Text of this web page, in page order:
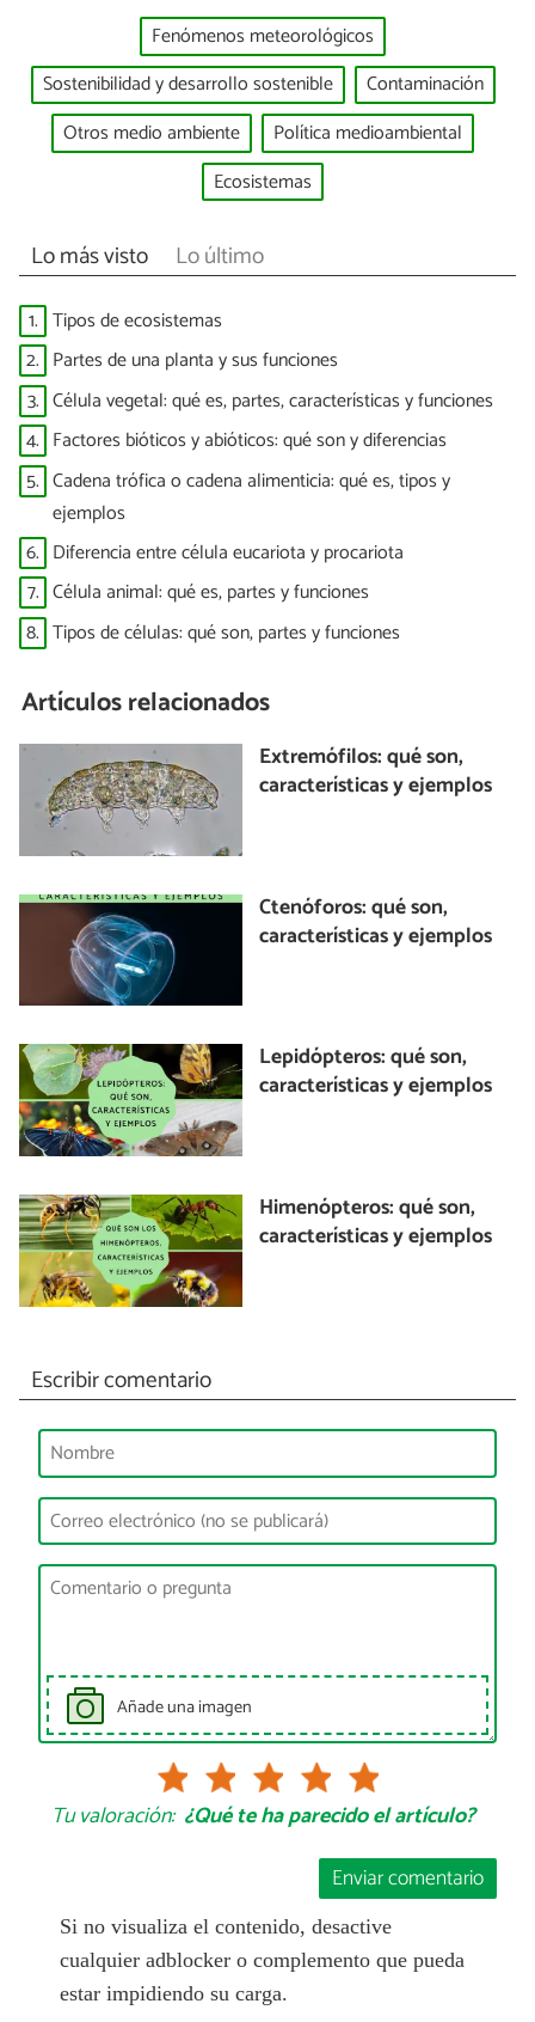
Fenómenos meteorológicos
Sostenibilidad y desarrollo sostenible
Contaminación
Otros medio ambiente
Política medioambiental
Ecosistemas
Lo más visto Lo último
1. Tipos de ecosistemas
2. Partes de una planta y sus funciones
3. Célula vegetal: qué es, partes, características y funciones
4. Factores bióticos y abióticos: qué son y diferencias
5. Cadena trófica o cadena alimenticia: qué es, tipos y
ejemplos
6. Diferencia entre célula eucariota y procariota
7. Célula animal: qué es, partes y funciones
8. Tipos de células: qué son, partes y funciones
Artículos relacionados
Extremófilos: qué son,
características y ejemplos
Ctenóforos: qué son,
características y ejemplos
Lepidópteros: qué son,
características y ejemplos
Himenópteros: qué son,
características y ejemplos
Escribir comentario
Añade una imagen
Tu valoración: ¿Qué te ha parecido el artículo?
Enviar comentario
Si no visualiza el contenido, desactive
cualquier adblocker o complemento que pueda
estar impidiendo su carga.